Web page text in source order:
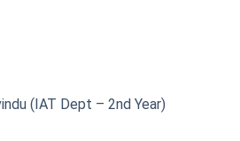
(IAT Dept – 2nd Year)